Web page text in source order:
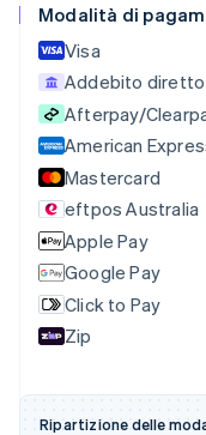
Modalità di
Visa
Addebito diretto
Afterpay/
American
Mastercard
eftpos Australia
Apple Pay
Google Pay
Click to Pay
Zip
Ripartizione delle
Bulgaria
English
Canada
EnglishFrançais
Cina
简体中文 English
English
Croazia
EnglishItaliano
Danimarca
English
Emirati Arabi Uniti
English
Estonia